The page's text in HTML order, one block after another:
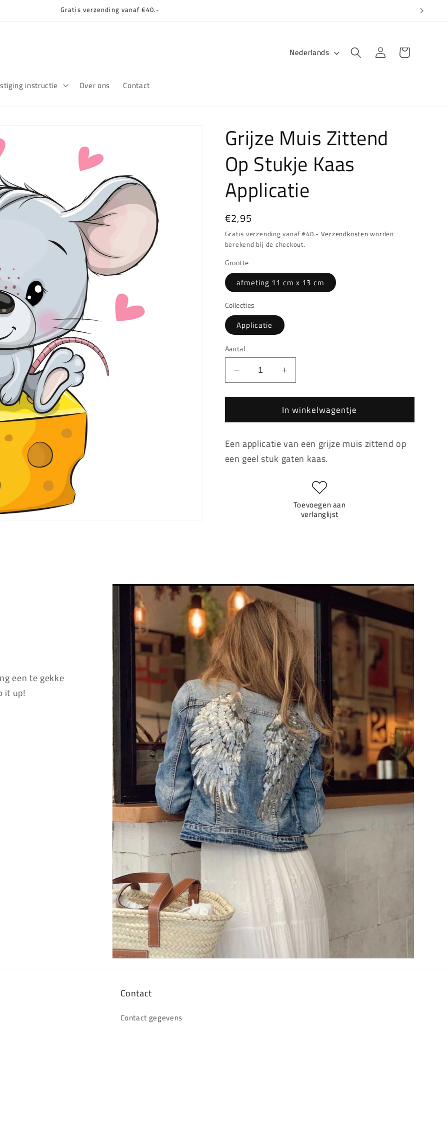
Gratis verzending vanaf €40.-
instructie Over ons Contact
Nederlands InloggenWinkelwagen
Grijze Muis Zittend
Op Stukje Kaas
Applicatie
Normale
prijs
€2,95
Gratis verzending vanaf €40.- Verzendkosten worden
berekend bij de checkout.
Grootte
afmeting 11 cm x 13 cm
Collecties
Applicatie
Aantal
Aantal
verlagen
voor
Muis
Op
Stukje
Kaas
Aantal
verhogen
voor
Grijze
Muis
Op
Stukje
Kaas
Applicatie
In winkelwagentje
Een applicatie van een grijze muis zittend op
een geel stuk gaten kaas.
Toevoegen aan
verlanglijst
een te gekke
it up!
Contact
Contact gegevens